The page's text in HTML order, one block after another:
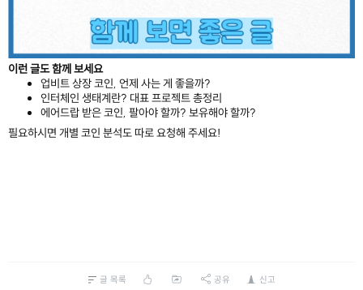
이런 글도 함께 보세요
업비트 상장 코인, 언제 사는 게 좋을까?
인터체인 생태계란? 대표 프로젝트 총정리
에어드랍 받은 코인, 팔아야 할까? 보유해야 할까?
필요하시면 개별 코인 분석도 따로 요청해 주세요!
글 목록 공유 신고